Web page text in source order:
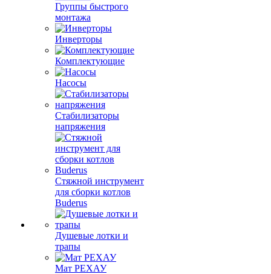
Группы быстрого
монтажа
Инверторы
Комплектующие
Насосы
Стабилизаторы
напряжения
Стяжной инструмент
для сборки котлов
Buderus
Душевые лотки и
трапы
Мат РЕХАУ